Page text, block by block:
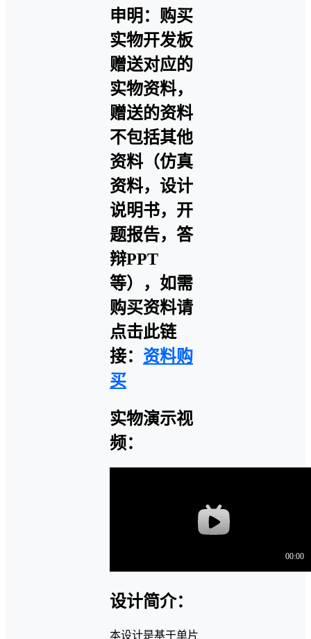
申明：购买
实物开发板
赠送对应的
实物资料，
赠送的资料
不包括其他
资料（仿真
资料，设计
说明书，开
题报告，答
辩PPT
等），如需
购买资料请
点击此链
接： 资料购
买
实物演示视
频：
设计简介：
本设计是基于单片